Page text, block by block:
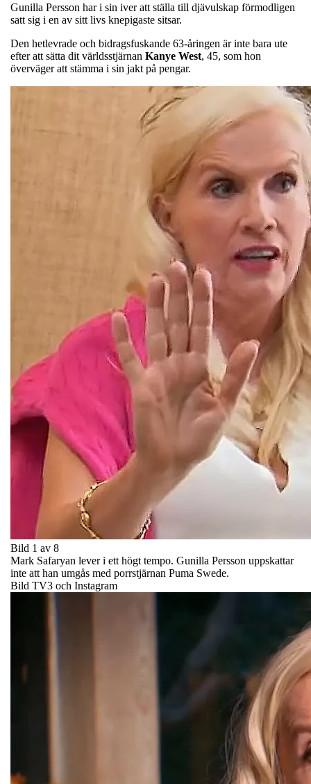
Gunilla Persson har i sin iver att ställa till djävulskap förmodligen
satt sig i en av sitt livs knepigaste sitsar.
Den hetlevrade och bidragsfuskande 63-åringen är inte bara ute
efter att sätta dit världsstjärnan Kanye West, 45, som hon
överväger att stämma i sin jakt på pengar.
Bild 1 av 8
Mark Safaryan lever i ett högt tempo. Gunilla Persson uppskattar
inte att han umgås med porrstjärnan Puma Swede.
Bild TV3 och Instagram